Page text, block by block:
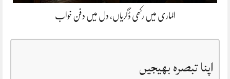
الماری میں رکھی ڈگریاں، دل میں دفن خواب
اپنا تبصرہ بھیجیں